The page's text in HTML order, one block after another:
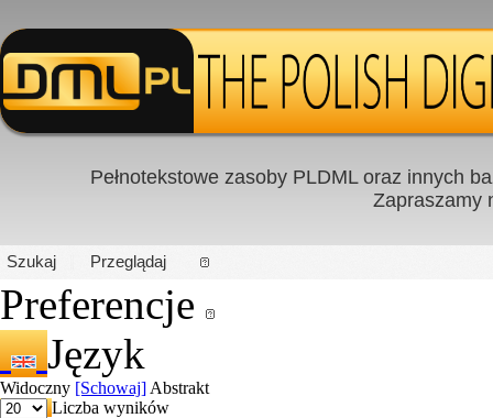
PL|EN
Pełnotekstowe zasoby PLDML oraz innych
Zapraszamy
Szukaj Przeglądaj
Preferencje
Język
Widoczny [Schowaj] Abstrakt
Liczba wyników